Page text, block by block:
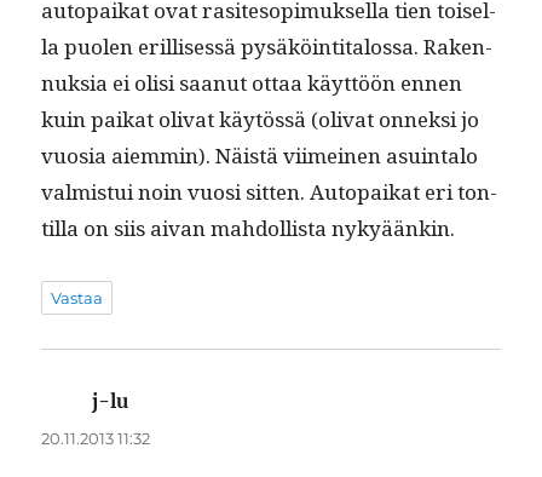
autopaikat ovat rasite­sopimuk­sel­la tien toisel­
la puolen eril­lisessä pysäköin­ti­talos­sa. Raken­
nuk­sia ei olisi saanut ottaa käyt­töön ennen
kuin paikat oli­vat käytössä (oli­vat onnek­si jo
vuosia aiem­min). Näistä viimeinen asuin­ta­lo
valmis­tui noin vuosi sit­ten. Autopaikat eri ton­
til­la on siis aivan mah­dol­lista nykyäänkin.
Vastaa
j-lu
20.11.2013 11:32